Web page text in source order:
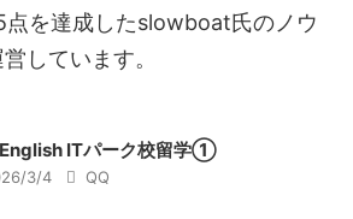
点を達成したslowboat氏のノウ
しています。
ITパーク校留学①
3/4 QQ